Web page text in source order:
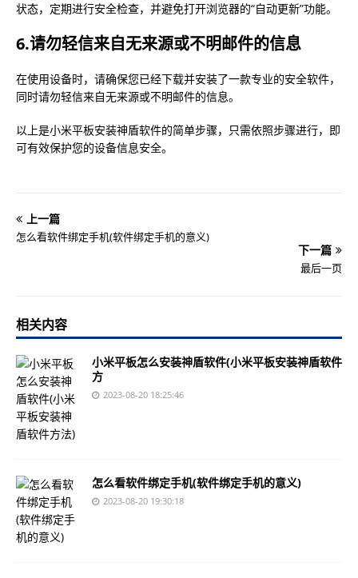
状态，定期进行安全检查，并避免打开浏览器的“自动更新”功能。
6.请勿轻信来自无来源或不明邮件的信息
在使用设备时，请确保您已经下载并安装了一款专业的安全软件，
同时请勿轻信来自无来源或不明邮件的信息。
以上是小米平板安装神盾软件的简单步骤，只需依照步骤进行，即
可有效保护您的设备信息安全。
上一篇
怎么看软件绑定手机(软件绑定手机的意义)
下一篇
最后一页
相关内容
小米平板怎么安装神盾软件(小米平板安装神盾软件
方
2023-08-20 18:25:46
怎么看软件绑定手机(软件绑定手机的意义)
2023-08-20 19:30:18